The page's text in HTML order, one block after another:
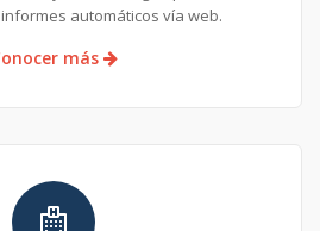
automáticos vía web.
más